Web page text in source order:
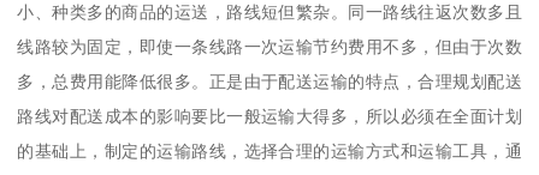
小、种类多的商品的运送，路线短但繁杂。同一路线往返次数多且
线路较为固定，即使一条线路一次运输节约费用不多，但由于次数
多，总费用能降低很多。正是由于配送运输的特点，合理规划配送
路线对配送成本的影响要比一般运输大得多，所以必须在全面计划
的基础上，制定的运输路线，选择合理的运输方式和运输工具，通